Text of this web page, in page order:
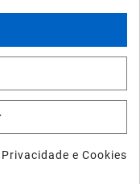
Nova de Gaia.
Uni. Lda e Cookies